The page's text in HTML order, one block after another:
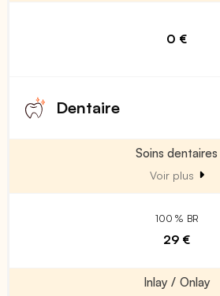
0 €
Dentaire
Soins dentaires
Voir plus
100 % BR
29 €
Inlay / Onlay